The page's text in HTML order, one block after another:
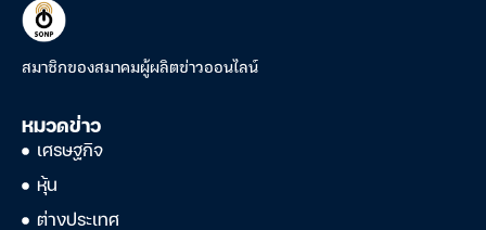
สมาชิกของสมาคมผู้ผลิตข่าวออนไลน์
หมวดข่าว
เศรษฐกิจ
หุ้น
ต่างประเทศ